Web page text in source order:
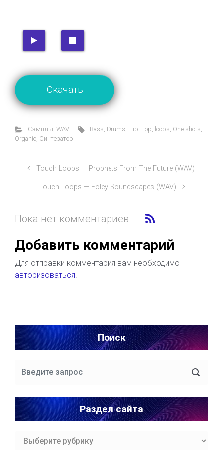
Скачать
Cэмплы, WAV Bass, Drums, Hip-Hop, loops, One shots,
Organic, Синтезатор
Touch Loops — Prophets From The Future (WAV)
Touch Loops — Foley Soundscapes (WAV)
Пока нет комментариев
Добавить комментарий
Для отправки комментария вам необходимо
авторизоваться.
Поиск
Раздел сайта
Раздел